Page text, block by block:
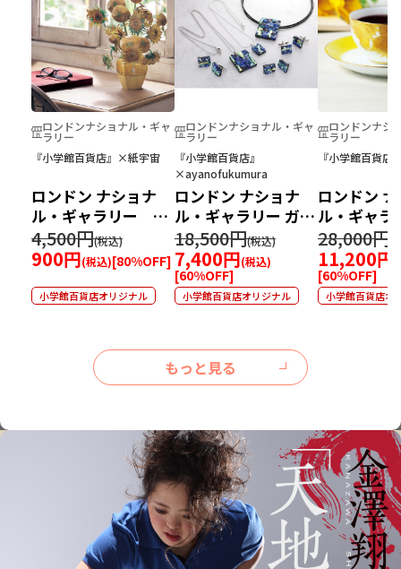
ロンドンナショナル・ギャ
ラリー
『小学館百貨店』×紙宇宙
ロンドン ナショナ
ル・ギャラリー
『ひまわり』ペーパ
ークラフト
4,500円
900円 [80%OFF]
小学館百貨店オリジナル
ロンドンナショナル・ギャ
ラリー
『小学館百貨店』
×ayanofukumura
ロンドン ナショナ
ル・ギャラリー ガラ
スアクセサリー〈ル
ノワール〉
18,500円
7,400円
[60%OFF]
小学館百貨店オリジナル
ロンドンナシ
ラリー
『小学館百貨
ロンドン
ル・ギャラ
まわり』カ
ーサー
28,000円
11,200円
[60%OFF]
小学館百貨店オ
もっと見る